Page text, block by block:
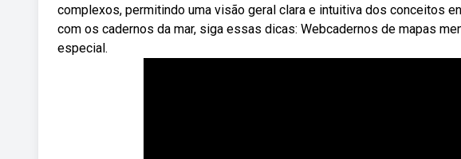
complexos, permitindo uma visão geral clara e intuitiva dos conceitos
com os cadernos da mar, siga essas dicas: Webcadernos de mapas
especial.